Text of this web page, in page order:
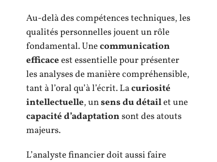
Au-delà des compétences techniques, les
qualités personnelles jouent un rôle
fondamental. Unecommunication
efficaceest essentielle pour présenter
les analyses de manière compréhensible,
tant à l’oral qu’à l’écrit. Lacuriosité
intellectuelle, unsens du détailet une
capacité d’adaptationsont des atouts
majeurs.
L’analyste financier doit aussi faire